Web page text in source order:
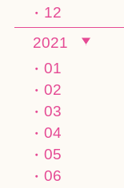
12
2021
01
02
03
04
05
06